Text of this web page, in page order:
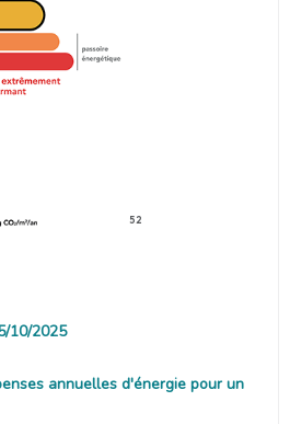
52
10/2025
annuelles d'énergie pour un